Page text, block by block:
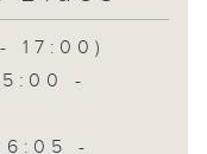
17:00)
-
-